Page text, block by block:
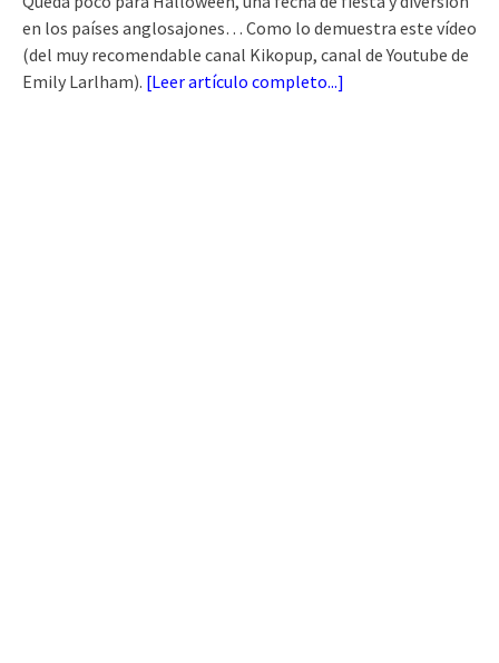
en los países anglosajones… Como lo demuestra este vídeo
(del muy recomendable canal Kikopup, canal de Youtube de
Emily Larlham). [Leer artículo completo...]